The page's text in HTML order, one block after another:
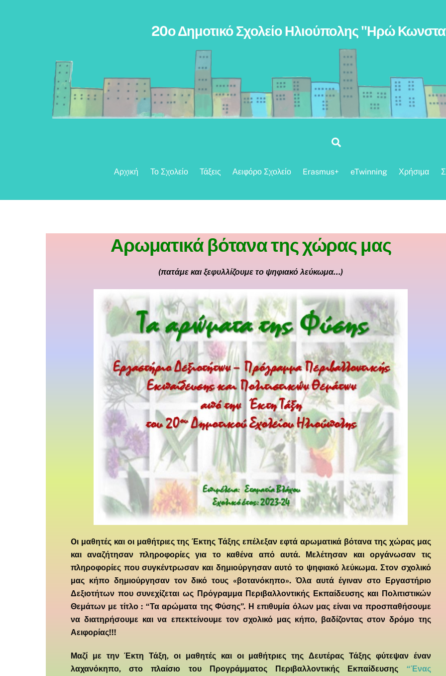
20ο Δημοτικό Σχολείο Ηλιούπολης "Ηρώ
Αρχική Το Σχολείο Τάξεις Αειφόρο Σχολείο Erasmus+ eTwinning Χρήσιμα
Αρωματικά βότανα της χώρας μας
(πατάμε και ξεφυλλίζουμε το ψηφιακό λεύκωμα…)
Oι μαθητές και οι μαθήτριες της Έκτης Τάξης επέλεξαν εφτά αρωματικά βότανα της χώρας μας
και αναζήτησαν πληροφορίες για το καθένα από αυτά. Μελέτησαν και οργάνωσαν τις
πληροφορίες που συγκέντρωσαν και δημιούργησαν αυτό το ψηφιακό λεύκωμα. Στον σχολικό
μας κήπο δημιούργησαν τον δικό τους «βοτανόκηπο». Όλα αυτά έγιναν στο Εργαστήριο
Δεξιοτήτων που συνεχίζεται ως Πρόγραμμα Περιβαλλοντικής Εκπαίδευσης και Πολιτιστικών
Θεμάτων με τίτλο : “Τα αρώματα της Φύσης”. Η επιθυμία όλων μας είναι να προσπαθήσουμε
να διατηρήσουμε και να επεκτείνουμε τον σχολικό μας κήπο, βαδίζοντας στον δρόμο της
Αειφορίας!!!
Μαζί με την Έκτη Τάξη, οι μαθητές και οι μαθήτριες της Δευτέρας Τάξης φύτεψαν έναν
λαχανόκηπο, στο πλαίσιο του Προγράμματος Περιβαλλοντικής Εκπαίδευσης “Ένας